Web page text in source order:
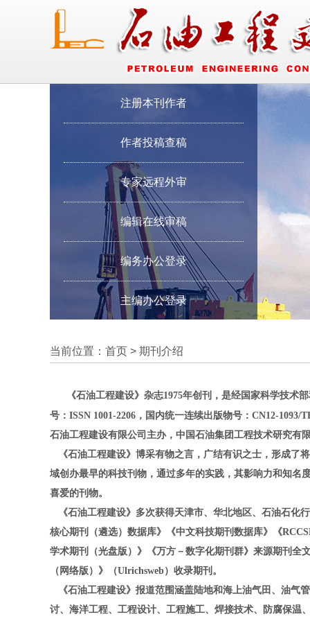
注册本刊作者
作者投稿查稿
专家远程外审
编辑在线审稿
编务办公登录
主编办公登录
当前位置： 首页 > 期刊介绍
《石油工程建设》杂志1975年创刊，是经国家科学技
号：ISSN 1001-2206，国内统一连续出版物号：CN12-
石油工程建设有限公司主办，中国石油集团工程技术研究有
《石油工程建设》博采有物之言，广结有识之士，形成了
域创办最早的科技刊物，通过多年的实践，其影响力和知名
喜爱的刊物。
《石油工程建设》多次获得天津市、华北地区、石油石化
核心期刊（遴选）数据库》《中文科技期刊数据库》《
学术期刊（光盘版）》《万方－数字化期刊群》来源期刊全
（网络版）》（Ulrichsweb）收录期刊。
《石油工程建设》报道范围涵盖陆地和海上油气田、油
讨、海洋工程、工程设计、工程施工、焊接技术、防腐保温